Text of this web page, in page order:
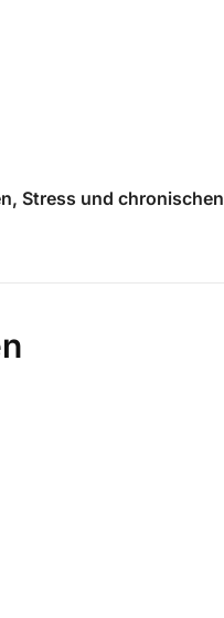
Stress und chronischen